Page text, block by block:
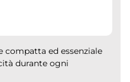
compatta ed essenziale
durante ogni